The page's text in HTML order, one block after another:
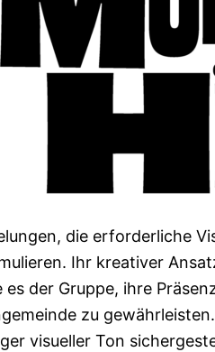
die erforderliche
Ihr kreativer
der Gruppe, ihre
zu
visueller Ton